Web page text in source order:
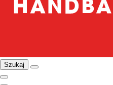
Szukaj